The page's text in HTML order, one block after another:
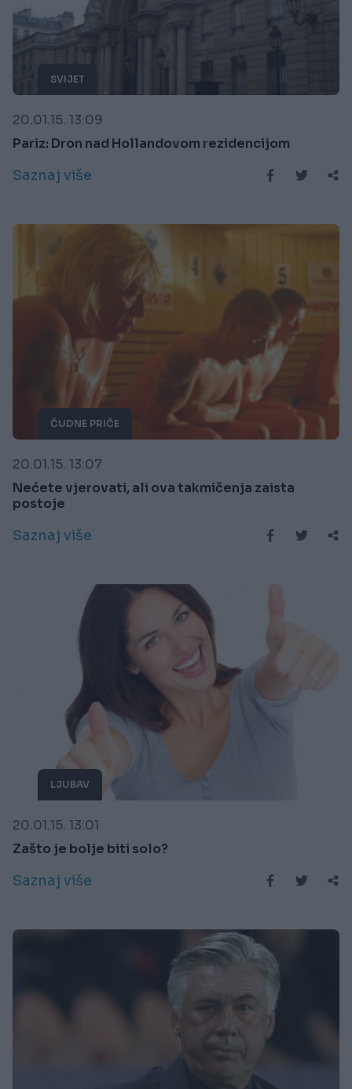
SVIJET
20.01.15. 13:09
Pariz: Dron nad Hollandovom rezidencijom
Saznaj više
ČUDNE PRIČE
20.01.15. 13:07
Nećete vjerovati, ali ova takmičenja zaista
postoje
Saznaj više
LJUBAV
20.01.15. 13:01
Zašto je bolje biti solo?
Saznaj više